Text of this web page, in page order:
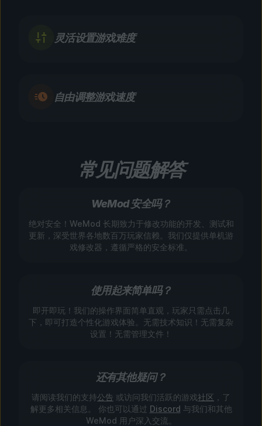
灵活设置游戏难度
自由调整游戏速度
常见问题解答
WeMod 安全吗？
绝对安全！WeMod 长期致力于修改功能的开发、测试和
更新，深受世界各地数百万玩家信赖。我们仅提供单机游
戏修改器，遵循严格的安全标准。
使用起来简单吗？
即开即玩！我们的操作界面简单直观，玩家只需点击几
下，即可打造个性化游戏体验。无需技术知识！无需复杂
设置！无需管理文件！
还有其他疑问？
请阅读我们的支持公告 或访问我们活跃的游戏社区 ，了
解更多相关信息。 你也可以通过 Discord 与我们和其他
WeMod 用户深入交流。